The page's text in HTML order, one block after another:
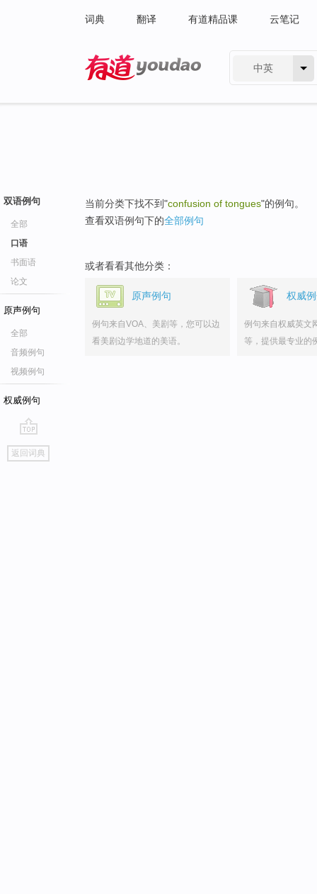
词典 翻译 有道精品课 云笔记
中英
双语例句
全部
口语
书面语
论文
原声例句
全部
音频例句
视频例句
权威例句
go
top
返回词典
当前分类下找不到"confusion of tongues"的例句。
查看双语例句下的全部例句
或者看看其他分类：
原声例句
例句来自VOA、美剧等，您可以边
看美剧边学地道的美语。
权威
例句来自权威英文
等，提供最专业的